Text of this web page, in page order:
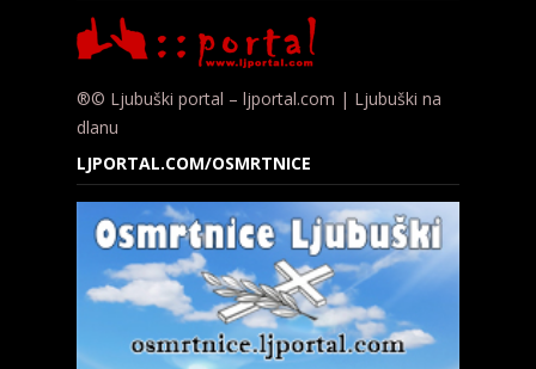
®© Ljubuški portal – ljportal.com | Ljubuški na
dlanu
LJPORTAL.COM/OSMRTNICE